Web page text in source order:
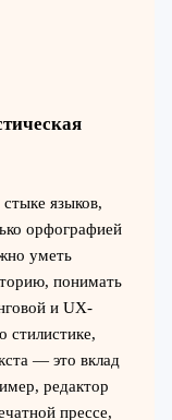
языков,
орфографией
уметь
понимать
и UX-
стилистике,
— это вклад
редактор
прессе,